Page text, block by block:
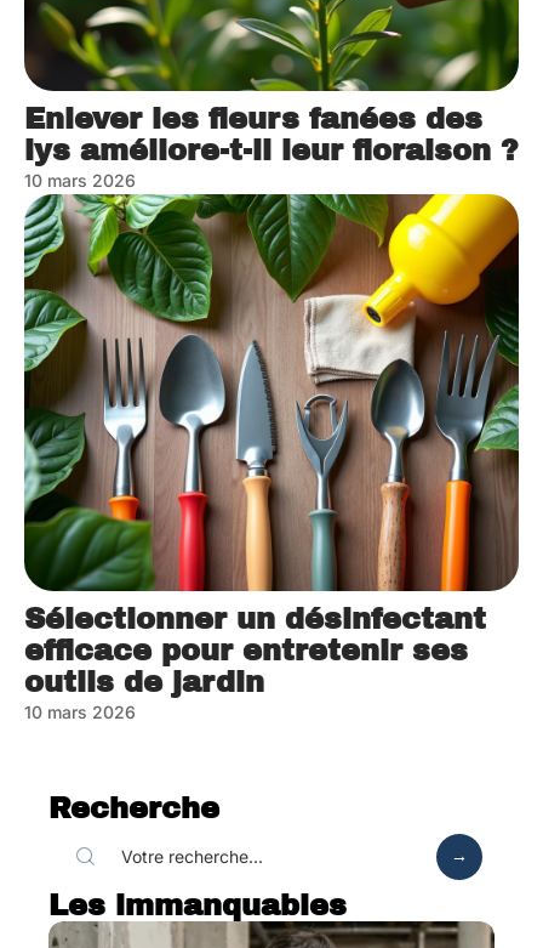
Enlever les fleurs fanées des
lys améliore-t-il leur floraison ?
10 mars 2026
Sélectionner un désinfectant
efficace pour entretenir ses
outils de jardin
10 mars 2026
Recherche
Les immanquables